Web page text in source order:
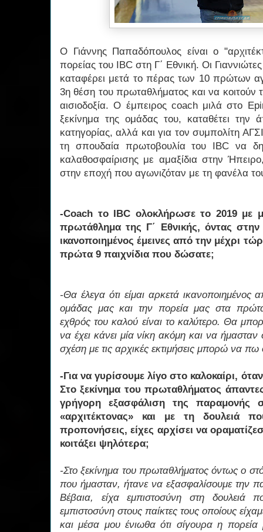
Ο Γιάννης Παπαδόπουλος είναι ο
πορείας του IBC στη Γ΄ Εθνική. Οι
καταφέρει μετά το πέρας των 10 πρώτων
3η θέση του πρωταθλήματος και να κοιτούν
αισιοδοξία. Ο έμπειρος coach μιλά στο
ξεκίνημα της ομάδας του, καταθέτει την
κατηγορίας, αλλά και για τον συμπολίτη
τη σπουδαία πρωτοβουλία του IBC να
καλαθοσφαίρισης με αμαξίδια στην
στην εποχή που αγωνιζόταν με τη φανέλα
-Coach το IBC ολοκλήρωσε το 2019 με
πρωτάθλημα της Γ΄ Εθνικής, όντας
ικανοποιημένος έμεινες από την μέχρι
πρώτα 9 παιχνίδια που δώσατε;
-Θα έλεγα ότι είμαι αρκετά
ομάδας μας και την πορεία μας στα
εχθρός του καλού είναι το καλύτερο. Θα
να έχει κάνει μία νίκη ακόμη και να
σχέση με τις αρχικές εκτιμήσεις μπορώ να πω
-Για να γυρίσουμε λίγο στο καλοκαίρι,
Στο ξεκίνημα του πρωταθλήματος
γρήγορη εξασφάλιση της
«αρχιτέκτονας» και με τη δουλειά
προπονήσεις, είχες αρχίσει να
κοιτάξει ψηλότερα;
-Στο ξεκίνημα του πρωταθλήματος όντως ο
που ήμασταν, ήτανε να εξασφαλίσουμε την
Βέβαια, είχα εμπιστοσύνη στη δουλειά
εμπιστοσύνη στους παίκτες τους οποίους
και μέσα μου ένιωθα ότι σίγουρα η